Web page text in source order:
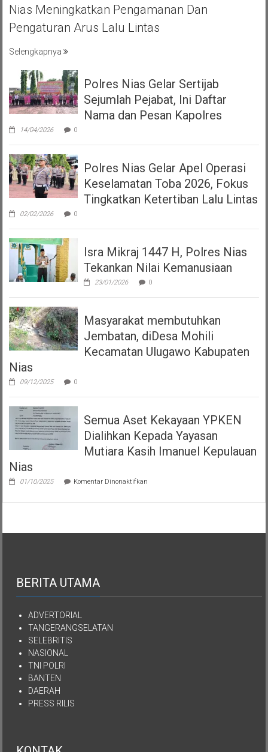
Nias Meningkatkan Pengamanan Dan
Pengaturan Arus Lalu Lintas
Selengkapnya
Polres Nias Gelar Sertijab
Sejumlah Pejabat, Ini Daftar
Nama dan Pesan Kapolres
14/04/2026 0
Polres Nias Gelar Apel Operasi
Keselamatan Toba 2026, Fokus
Tingkatkan Ketertiban Lalu Lintas
02/02/2026 0
Isra Mikraj 1447 H, Polres Nias
Tekankan Nilai Kemanusiaan
23/01/2026 0
Masyarakat membutuhkan
Jembatan, diDesa Mohili
Kecamatan Ulugawo Kabupaten
Nias
09/12/2025 0
Semua Aset Kekayaan YPKEN
Dialihkan Kepada Yayasan
Mutiara Kasih Imanuel Kepulauan
Nias
01/10/2025 Komentar Dinonaktifkan
BERITA UTAMA
ADVERTORIAL
TANGERANGSELATAN
SELEBRITIS
NASIONAL
TNI POLRI
BANTEN
DAERAH
PRESS RILIS